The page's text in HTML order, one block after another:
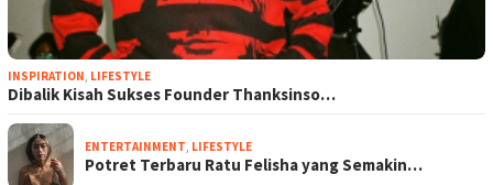
INSPIRATION, LIFESTYLE
Dibalik Kisah Sukses Founder Thanksinso…
ENTERTAINMENT, LIFESTYLE
Potret Terbaru Ratu Felisha yang Semakin…